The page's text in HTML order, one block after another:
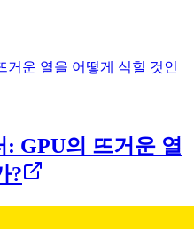
거운 열을 어떻게 식힐 것인
GPU의 뜨거운 열
?